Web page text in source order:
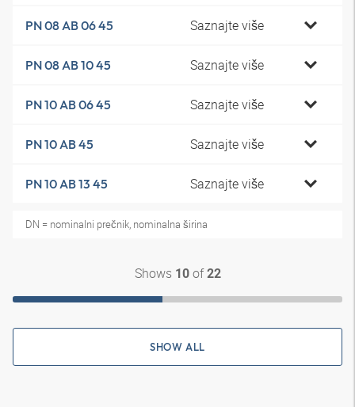
PN 08 AB 06 45 Saznajte više
PN 08 AB 10 45 Saznajte više
PN 10 AB 06 45 Saznajte više
PN 10 AB 45 Saznajte više
PN 10 AB 13 45 Saznajte više
DN = nominalni prečnik, nominalna širina
Shows 10of22
SHOW ALL